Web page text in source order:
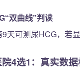
双曲线”判读
可测尿HCG，若显
4选1：真实数